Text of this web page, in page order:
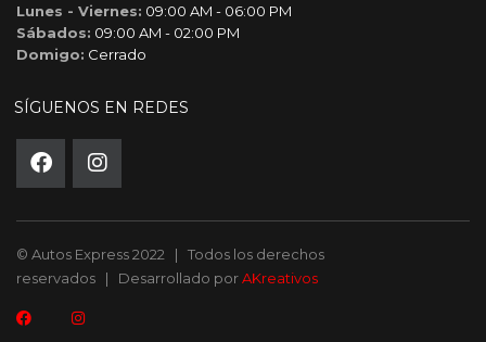
Lunes - Viernes: 09:00 AM - 06:00 PM
Sábados: 09:00 AM - 02:00 PM
Domigo: Cerrado
SÍGUENOS EN REDES
© Autos Express 2022 | Todos los derechos
reservados | Desarrollado porAKreativos